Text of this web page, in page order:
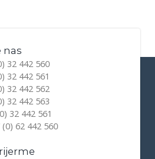
nas
32 442 560
32 442 561
32 442 562
32 442 563
32 442 561
62 442 560